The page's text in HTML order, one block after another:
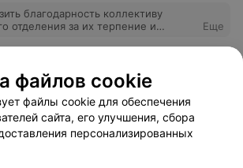
благодарность коллективу
отделения за их терпение и
Еще
файлов cookie
файлы cookie для обеспечения
сайта, его улучшения, сбора
персонализированных